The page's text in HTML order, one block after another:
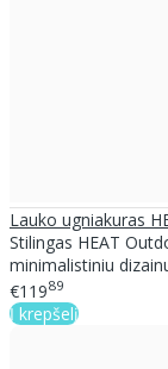
Lauko ugniakuras
Stilingas HEAT
minimalistiniu
€11989
Į krepšelį